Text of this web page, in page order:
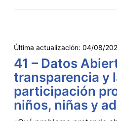
Última actualización: 04/08/
41 – Datos
transparencia y
participación
niños, niñas y